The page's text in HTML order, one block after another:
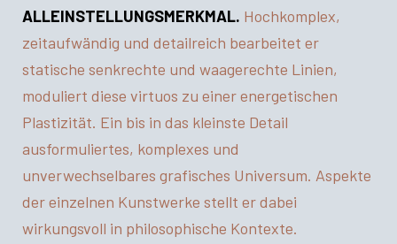
ALLEINSTELLUNGSMERKMAL. Hochkomplex,
zeitaufwändig und detailreich bearbeitet er
statische senkrechte und waagerechte Linien,
moduliert diese virtuos zu einer energetischen
Plastizität. Ein bis in das kleinste Detail
ausformuliertes, komplexes und
unverwechselbares grafisches Universum. Aspekte
der einzelnen Kunstwerke stellt er dabei
wirkungsvoll in philosophische Kontexte.